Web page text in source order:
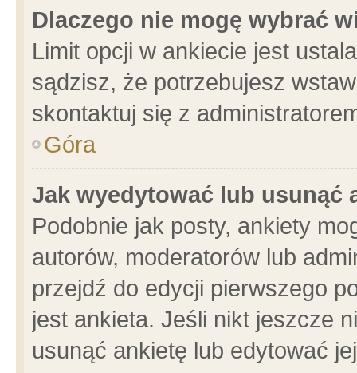
Dlaczego nie mogę wybrać
Limit opcji w ankiecie jest
sądzisz, że potrzebujesz
skontaktuj się z
Góra
Jak wyedytować lub usunąć
Podobnie jak posty, ankiety
autorów, moderatorów lub
przejdź do edycji pierwszego
jest ankieta. Jeśli nikt jeszcze
usunąć ankietę lub edytować